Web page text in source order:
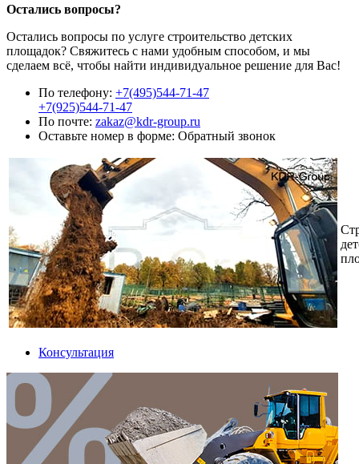
Остались вопросы?
Остались вопросы по услуге строительство детских
площадок? Свяжитесь с нами удобным способом, и мы
сделаем всё, чтобы найти индивидуальное решение для Вас!
По телефону: +7(495)544-71-47
+7(925)544-71-47
По почте: zakaz@kdr-group.ru
Оставьте номер в форме: Обратный звонок
Консультация